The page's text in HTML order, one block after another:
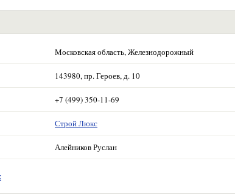
Московская область, Железнодорожный
143980, пр. Героев, д. 10
+7 (499) 350-11-69
Строй Люкс
Алейников Руслан